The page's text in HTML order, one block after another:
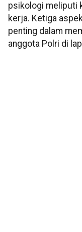
psikologi meliputi
kerja. Ketiga
penting dalam
anggota Polri di